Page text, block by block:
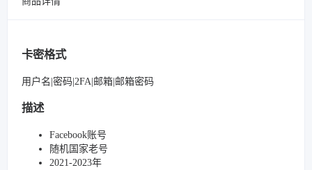
卡密格式
用户名|密码|2FA|邮箱|邮箱密码
描述
Facebook账号
随机国家老号
2021-2023年